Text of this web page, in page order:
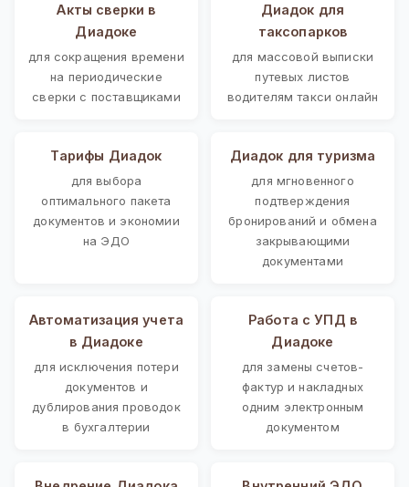
Акты сверки в
Диадоке
для сокращения времени
на периодические
сверки с поставщиками
Диадок для
таксопарков
для массовой выписки
путевых листов
водителям такси онлайн
Тарифы Диадок
для выбора
оптимального пакета
документов и экономии
на ЭДО
Диадок для туризма
для мгновенного
подтверждения
бронирований и обмена
закрывающими
документами
Автоматизация учета
в Диадоке
для исключения потери
документов и
дублирования проводок
в бухгалтерии
Работа с УПД в
Диадоке
для замены счетов-
фактур и накладных
одним электронным
документом